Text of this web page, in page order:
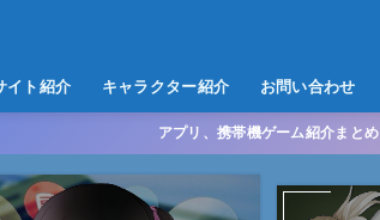
イト紹介 キャラクター紹介 お問い合わせ
アプリ、携帯機ゲーム紹介まとめ